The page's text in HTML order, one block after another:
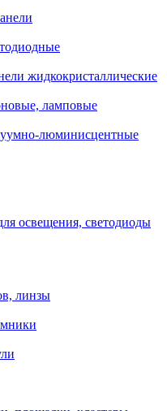
жидкокристаллические
ламповые
люминисцентные
освещения, светодиоды
линзы